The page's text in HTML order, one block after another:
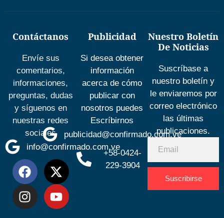
Contáctanos
Envíe sus
comentarios,
informaciones,
preguntas, dudas
y síguenos en
nuestras redes
sociales
info@confirmado.com.ve
Publicidad
Si desea obtener
información
acerca de cómo
publicar con
nosotros puedes
Escríbirnos
publicidad@confirmado.com.ve
+58-0424-
229-3904
Nuestro Boletín
De Noticias
Suscríbase a
nuestro boletín y
le enviaremos por
correo electrónico
las últimas
publicaciones.
Suscribirse